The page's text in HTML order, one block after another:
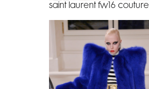
saint laurent fw16 couture